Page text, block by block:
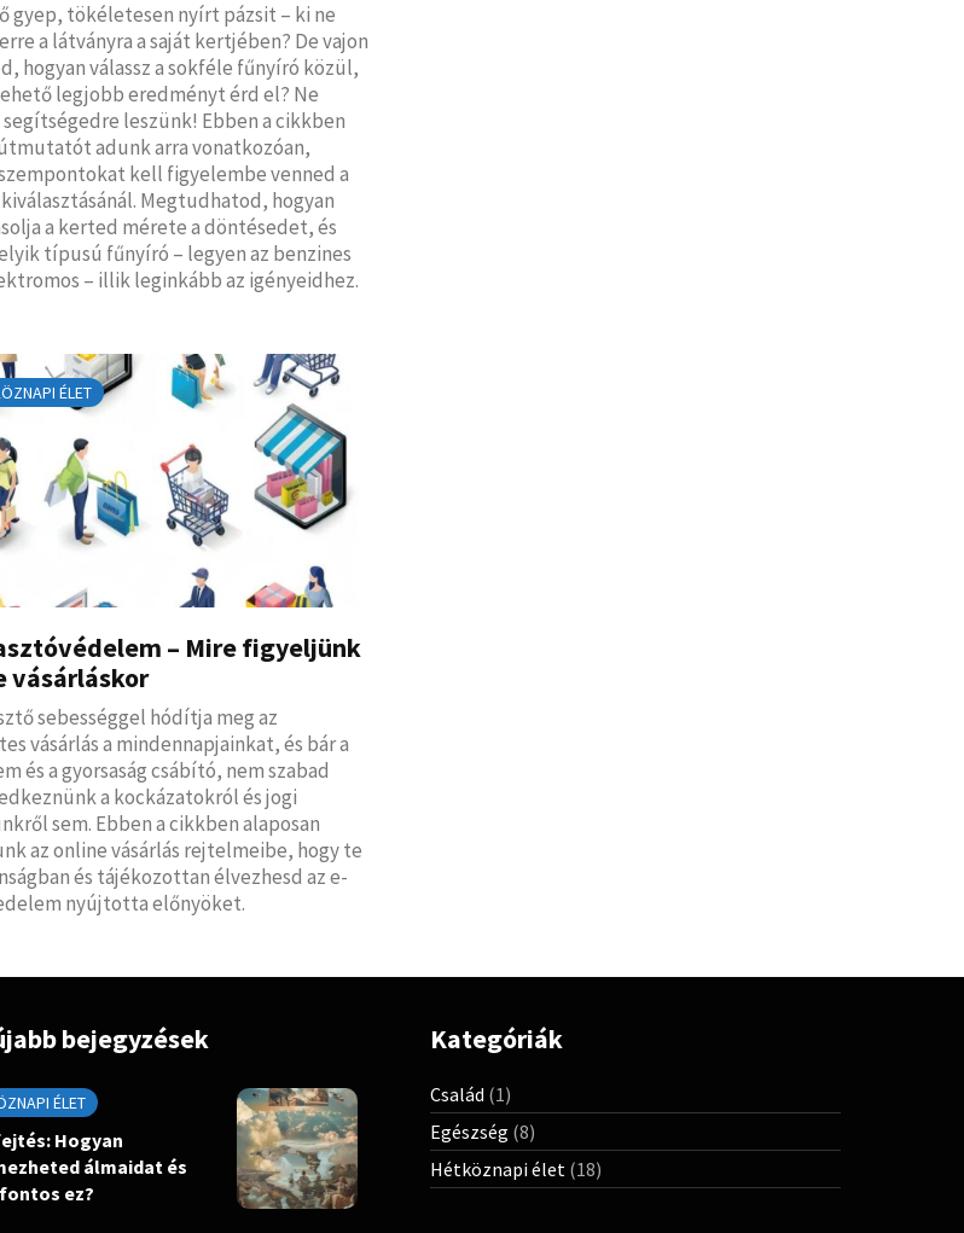
gyep, tökéletesen nyírt pázsit – ki ne
a látványra a saját kertjében? De vajon
hogyan válassz a sokféle fűnyíró közül,
legjobb eredményt érd el? Ne
leszünk! Ebben a cikkben
adunk arra vonatkozóan,
kell figyelembe venned a
Megtudhatod, hogyan
a kerted mérete a döntésedet, és
típusú fűnyíró – legyen az benzines
– illik leginkább az igényeidhez.
ÉLET
– Mire figyeljünk
vásárláskor
sebességgel hódítja meg az
vásárlás a mindennapjainkat, és bár a
és a gyorsaság csábító, nem szabad
a kockázatokról és jogi
sem. Ebben a cikkben alaposan
az online vásárlás rejtelmeibe, hogy te
és tájékozottan élvezhesd az e-
nyújtotta előnyöket.
bejegyzések
ÉLET
Hogyan
álmaidat és
ez?
Kategóriák
Család (1)
Egészség (8)
Hétköznapi élet (18)